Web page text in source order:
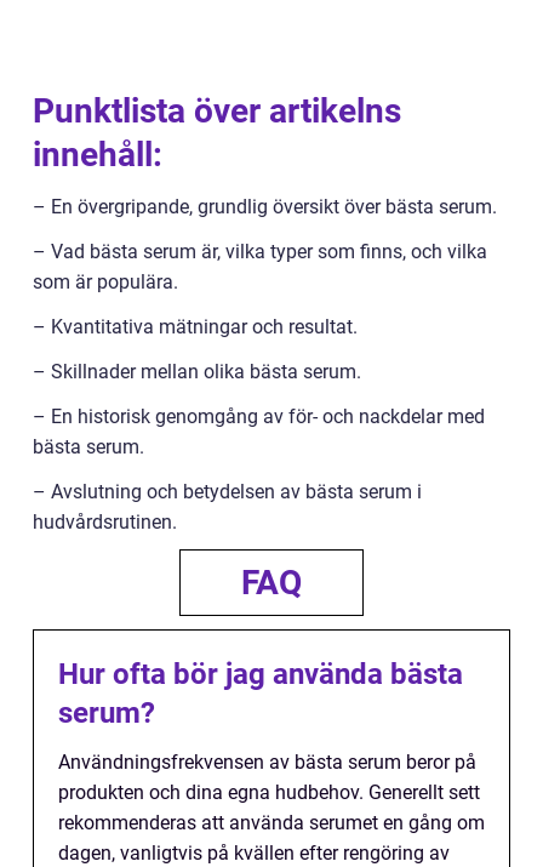
Punktlista över artikelns
innehåll:
– En övergripande, grundlig översikt över bästa serum.
– Vad bästa serum är, vilka typer som finns, och vilka
som är populära.
– Kvantitativa mätningar och resultat.
– Skillnader mellan olika bästa serum.
– En historisk genomgång av för- och nackdelar med
bästa serum.
– Avslutning och betydelsen av bästa serum i
hudvårdsrutinen.
FAQ
Hur ofta bör jag använda bästa
serum?
Användningsfrekvensen av bästa serum beror på
produkten och dina egna hudbehov. Generellt sett
rekommenderas att använda serumet en gång om
dagen, vanligtvis på kvällen efter rengöring av